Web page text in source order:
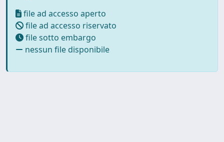
file ad accesso aperto
file ad accesso riservato
file sotto embargo
nessun file disponibile